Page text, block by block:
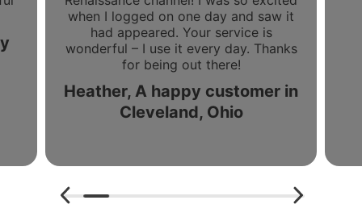
when I logged on one day and saw it
had appeared. Your service is
wonderful – I use it every day. Thanks
for being out there!
Heather, A happy customer in
Cleveland, Ohio